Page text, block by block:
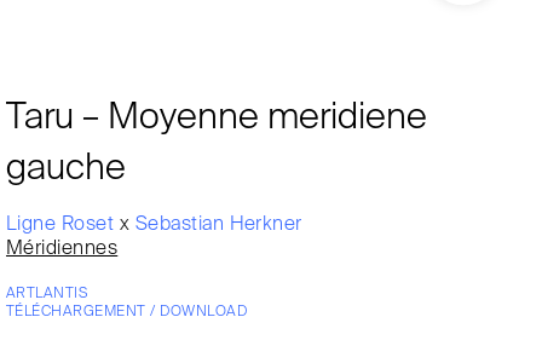
Taru – Moyenne meridiene
gauche
Ligne Roset x Sebastian Herkner
Méridiennes
ARTLANTIS
TÉLÉCHARGEMENT / DOWNLOAD